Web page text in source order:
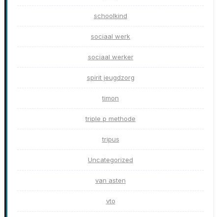
schoolkind
sociaal werk
sociaal werker
spirit jeugdzorg
timon
triple p methode
tripus
Uncategorized
van asten
vto